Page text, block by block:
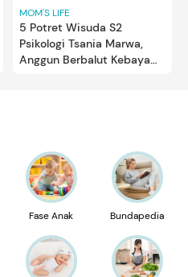
MOM'S LIFE
5 Potret Wisuda S2
Psikologi Tsania Marwa,
Anggun Berbalut Kebaya
Fase Anak Bundapedia